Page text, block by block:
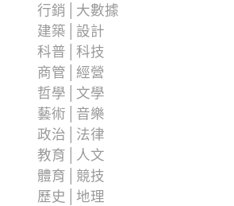
行銷│大數據
建築│設計
科普│科技
商管│經營
哲學│文學
藝術│音樂
政治│法律
教育│人文
體育│競技
歷史│地理